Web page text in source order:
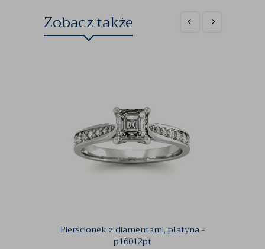
Zobacz także
Pierścionek z diamentami, platyna -
p16012pt